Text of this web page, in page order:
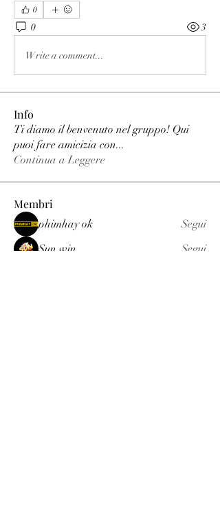
0
0 3
Write a comment...
Info
Ti diamo il benvenuto nel gruppo! Qui
puoi fare amicizia con...
Continua a Leggere
Membri
phimhay ok
Segui
Sun win
Segui